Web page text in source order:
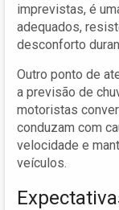
imprevistas, é
adequados,
desconforto
Outro ponto de
a previsão de
motoristas
conduzam com
velocidade e
veículos.